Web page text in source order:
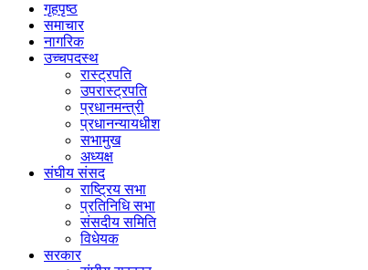
गृहपृष्ठ
समाचार
नागरिक
उच्चपदस्थ
रास्ट्रपति
उपरास्ट्रपति
प्रधानमन्त्री
प्रधानन्यायधीश
सभामुख
अध्यक्ष
संघीय संसद
राष्ट्रिय सभा
प्रतिनिधि सभा
संसदीय समिति
विधेयक
सरकार